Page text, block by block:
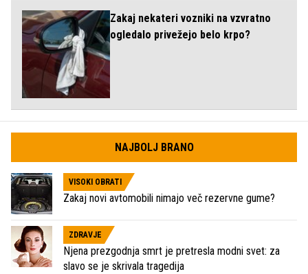
Zakaj nekateri vozniki na vzvratno
ogledalo privežejo belo krpo?
NAJBOLJ BRANO
VISOKI OBRATI
Zakaj novi avtomobili nimajo več rezervne gume?
ZDRAVJE
Njena prezgodnja smrt je pretresla modni svet: za
slavo se je skrivala tragedija